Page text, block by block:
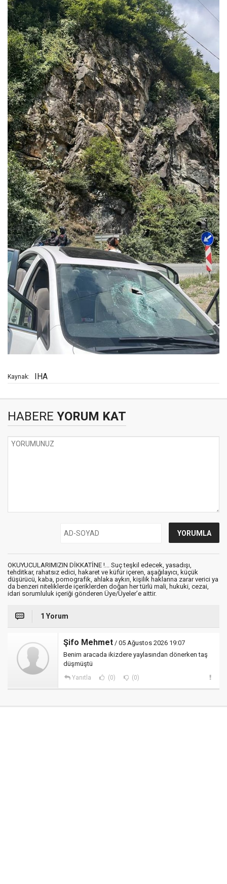
Kaynak: IHA
HABERE YORUM KAT
OKUYUCULARIMIZIN DİKKATİNE !... Suç teşkil edecek, yasadışı,
tehditkar, rahatsız edici, hakaret ve küfür içeren, aşağılayıcı, küçük
düşürücü, kaba, pornografik, ahlaka aykırı, kişilik haklarına zarar verici ya
da benzeri niteliklerde içeriklerden doğan her türlü mali, hukuki, cezai,
idari sorumluluk içeriği gönderen Üye/Üyeler’e aittir.
1 Yorum
Şifo Mehmet / 05 Ağustos 2026 19:07
Benim aracada ikizdere yaylasından dönerken taş
düşmüştü
Yanıtla (0) (0)